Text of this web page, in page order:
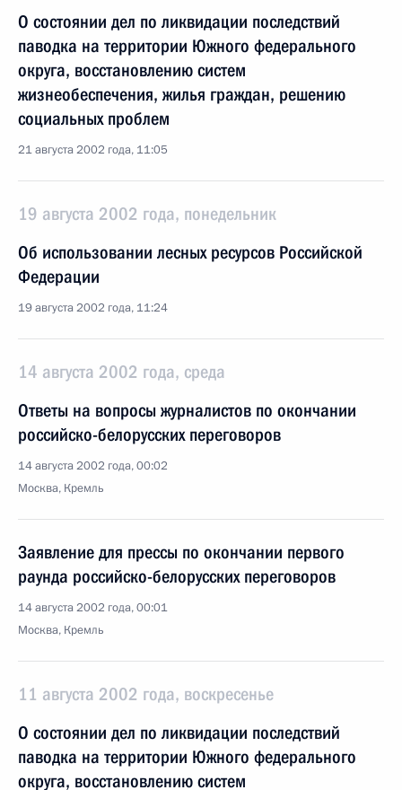
О состоянии дел по ликвидации последствий
паводка на территории Южного федерального
округа, восстановлению систем
жизнеобеспечения, жилья граждан, решению
социальных проблем
21 августа 2002 года, 11:05
19 августа 2002 года, понедельник
Об использовании лесных ресурсов Российской
Федерации
19 августа 2002 года, 11:24
14 августа 2002 года, среда
Ответы на вопросы журналистов по окончании
российско-белорусских переговоров
14 августа 2002 года, 00:02
Москва, Кремль
Заявление для прессы по окончании первого
раунда российско-белорусских переговоров
14 августа 2002 года, 00:01
Москва, Кремль
11 августа 2002 года, воскресенье
О состоянии дел по ликвидации последствий
паводка на территории Южного федерального
округа, восстановлению систем